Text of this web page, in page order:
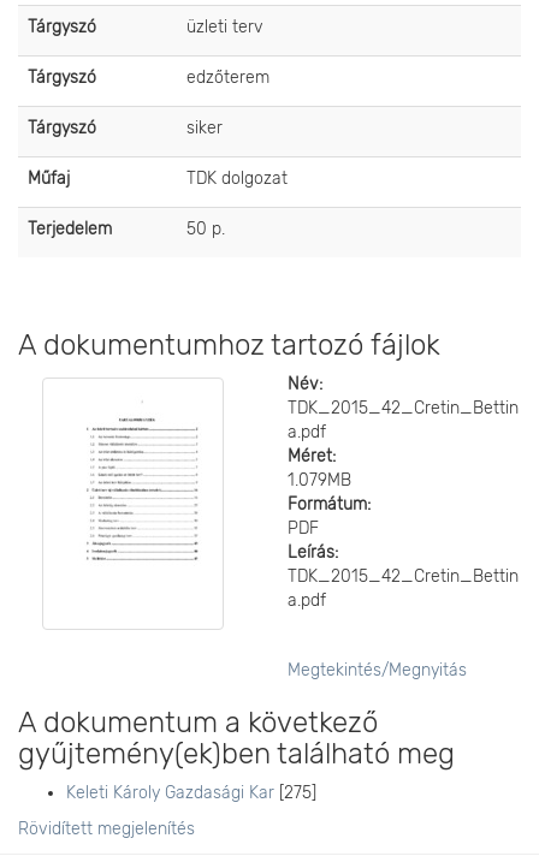
Tárgyszó üzleti terv
Tárgyszó edzőterem
Tárgyszó siker
Műfaj TDK dolgozat
Terjedelem 50 p.
A dokumentumhoz tartozó fájlok
Név:
TDK_2015_42_Cretin_Bettin
a.pdf
Méret:
1.079MB
Formátum:
PDF
Leírás:
TDK_2015_42_Cretin_Bettin
a.pdf
Megtekintés/Megnyitás
A dokumentum a következő
gyűjtemény(ek)ben található meg
Keleti Károly Gazdasági Kar [275]
Rövidített megjelenítés